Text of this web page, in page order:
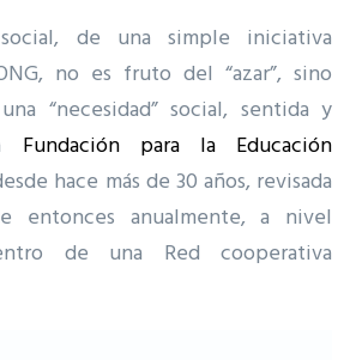
de una simple iniciativa
no es fruto del “azar”, sino
“necesidad” social, sentida y
Fundación para la Educación
hace más de 30 años, revisada
entonces anualmente, a nivel
de una Red cooperativa